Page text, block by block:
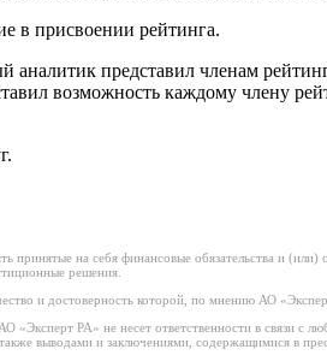
в присвоении рейтинга.
представил членам
возможность каждому члену
на себя финансовые обязательства и (или)
решения.
и достоверность которой, по мнению АО
РА» не несет ответственности в связи с
выводами и заключениями, содержащимися в